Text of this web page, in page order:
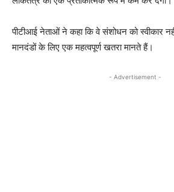
पीटीआई नेताओं ने कहा कि वे संशोधन को स्वीकार
मानदंडों के लिए एक महत्वपूर्ण खतरा मानते हैं।
- Advertisement -